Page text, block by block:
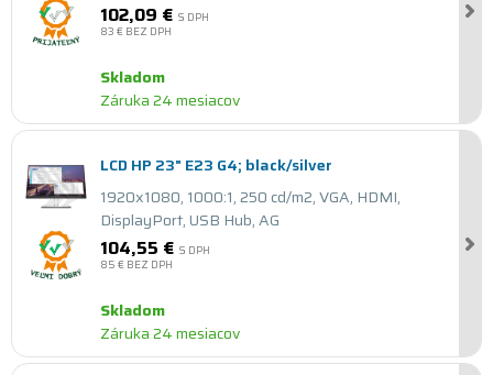
102,09 € S DPH
83 € BEZ DPH
Skladom
Záruka 24 mesiacov
LCD HP 23" E23 G4; black/silver
1920x1080, 1000:1, 250 cd/m2, VGA, HDMI,
DisplayPort, USB Hub, AG
104,55 € S DPH
85 € BEZ DPH
Skladom
Záruka 24 mesiacov